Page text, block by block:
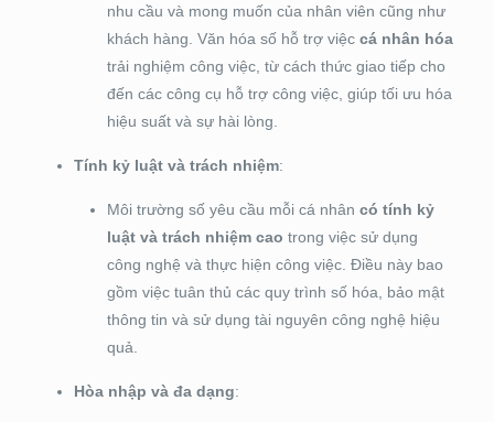
nhu cầu và mong muốn của nhân viên cũng như
khách hàng. Văn hóa số hỗ trợ việc cá nhân hóa
trải nghiệm công việc, từ cách thức giao tiếp cho
đến các công cụ hỗ trợ công việc, giúp tối ưu hóa
hiệu suất và sự hài lòng.
Tính kỷ luật và trách nhiệm:
Môi trường số yêu cầu mỗi cá nhân có tính kỷ
luật và trách nhiệm cao trong việc sử dụng
công nghệ và thực hiện công việc. Điều này bao
gồm việc tuân thủ các quy trình số hóa, bảo mật
thông tin và sử dụng tài nguyên công nghệ hiệu
quả.
Hòa nhập và đa dạng: